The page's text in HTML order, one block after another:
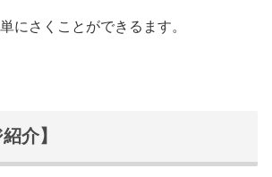
にさくことができるます。
介】